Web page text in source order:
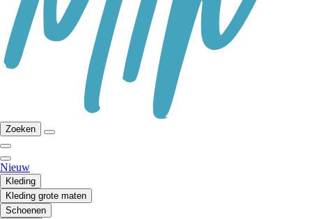
Zoeken
Nieuw
Kleding
Kleding grote maten
Schoenen